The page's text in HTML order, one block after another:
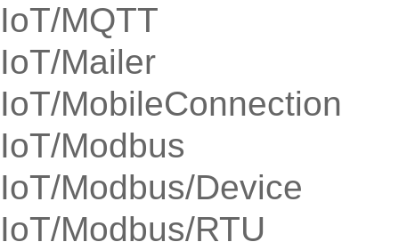
IoT/MQTT
IoT/Mailer
IoT/MobileConnection
IoT/Modbus
IoT/Modbus/Device
IoT/Modbus/RTU